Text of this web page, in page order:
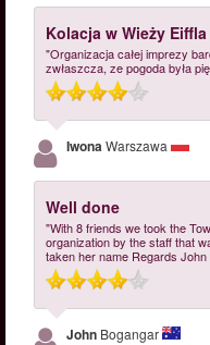
Kolacja w Wieży
"Organizacja całej imprezy
zwłaszcza, ze pogoda była
IwonaWarszawa
Well done
"With 8 friends we took the
organization by the staff that
taken her name Regards
John Bogangar